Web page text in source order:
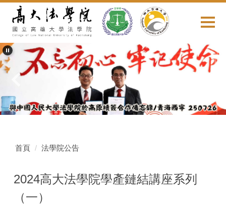
要
內
容
區
首頁 法學院公告
2024高大法學院學產鏈結講座系列
（一）